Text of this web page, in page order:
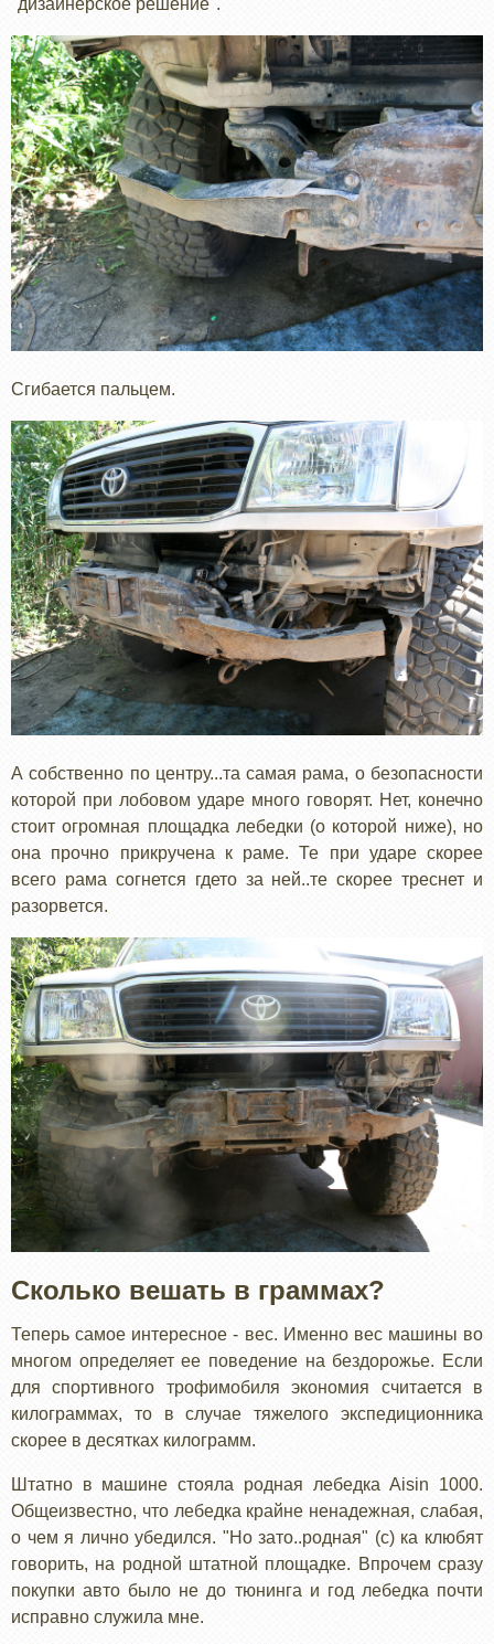
"дизайнерское решение".
Сгибается пальцем.
А собственно по центру...та самая рама, о безопасности
которой при лобовом ударе много говорят. Нет, конечно
стоит огромная площадка лебедки (о которой ниже), но
она прочно прикручена к раме. Те при ударе скорее
всего рама согнется гдето за ней..те скорее треснет и
разорвется.
Сколько вешать в граммах?
Теперь самое интересное - вес. Именно вес машины во
многом определяет ее поведение на бездорожье. Если
для спортивного трофимобиля экономия считается в
килограммах, то в случае тяжелого экспедиционника
скорее в десятках килограмм.
Штатно в машине стояла родная лебедка Aisin 1000.
Общеизвестно, что лебедка крайне ненадежная, слабая,
о чем я лично убедился. "Но зато..родная" (с) ка клюбят
говорить, на родной штатной площадке. Впрочем сразу
покупки авто было не до тюнинга и год лебедка почти
исправно служила мне.